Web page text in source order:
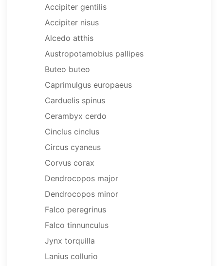
Accipiter gentilis
Accipiter nisus
Alcedo atthis
Austropotamobius pallipes
Buteo buteo
Caprimulgus europaeus
Carduelis spinus
Cerambyx cerdo
Cinclus cinclus
Circus cyaneus
Corvus corax
Dendrocopos major
Dendrocopos minor
Falco peregrinus
Falco tinnunculus
Jynx torquilla
Lanius collurio